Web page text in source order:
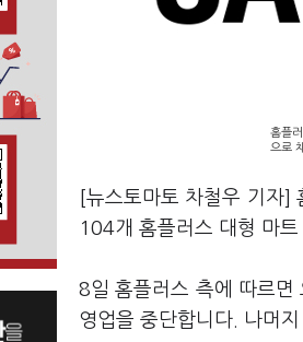
홈플
으로
[뉴스토마토 차철우 기자]
104개 홈플러스 대형 마
8일 홈플러스 측에 따르면
영업을 중단합니다. 나머